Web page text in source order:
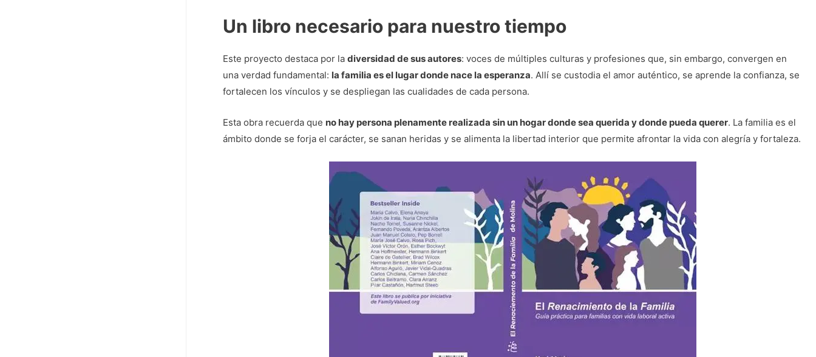
Un libro necesario para nuestro tiempo
Este proyecto destaca por la diversidad de sus autores: voces de múltiples culturas y profesiones que, sin embargo, convergen en
una verdad fundamental: la familia es el lugar donde nace la esperanza. Allí se custodia el amor auténtico, se aprende la confianza, se
fortalecen los vínculos y se despliegan las cualidades de cada persona.
Esta obra recuerda que no hay persona plenamente realizada sin un hogar donde sea querida y donde pueda querer. La familia es el
ámbito donde se forja el carácter, se sanan heridas y se alimenta la libertad interior que permite afrontar la vida con alegría y fortaleza.